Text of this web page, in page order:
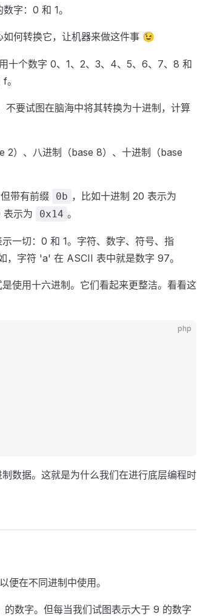
字：0 和 1。
如何转换它，让机器来做这件事 😉
十个数字 0、1、2、3、4、5、6、7、8 和
不要试图在脑海中将其转换为十进制，计算
2）、八进制（base 8）、十进制（base
带有前缀 0b ，比如十进制 20 表示为
表示为 0x14 。
一切：0 和 1。字符、数字、符号、指
字符 'a' 在 ASCII 表中就是数字 97。
使用十六进制。它们看起来更整洁。看看这
php
数据。这就是为什么我们在进行底层编程时
在不同进制中使用。
数字。但每当我们试图表示大于 9 的数字